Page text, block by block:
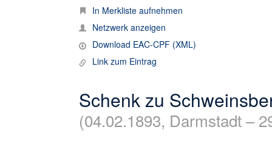
In Merkliste aufnehmen
Netzwerk anzeigen
Download EAC-CPF (XML)
Link zum Eintrag
Schenk zu
(04.02.1893, Darmstadt –